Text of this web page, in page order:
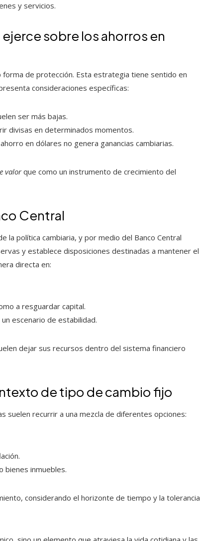
y servicios.
sobre los ahorros en
de protección. Esta estrategia tiene sentido en
consideraciones específicas:
ser más bajas.
divisas en determinados momentos.
en dólares no genera ganancias cambiarias.
valorque como un instrumento de crecimiento del
Central
la política cambiaria, y por medio del Banco Central
y establece disposiciones destinadas a mantener el
directa en:
a resguardar capital.
escenario de estabilidad.
dejar sus recursos dentro del sistema financiero
de tipo de cambio fijo
suelen recurrir a una mezcla de diferentes opciones:
bienes inmuebles.
considerando el horizonte de tiempo y la tolerancia